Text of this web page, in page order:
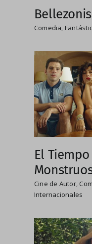
Comedia,
El
Cine de Autor,
Internacionales